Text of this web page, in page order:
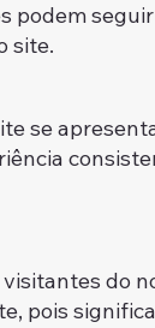
podem
se
do
pois